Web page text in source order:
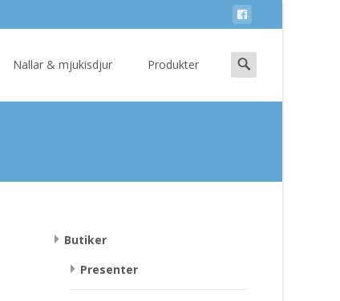
Nallar & mjukisdjur Produkter
Search
for:
Butiker
Presenter